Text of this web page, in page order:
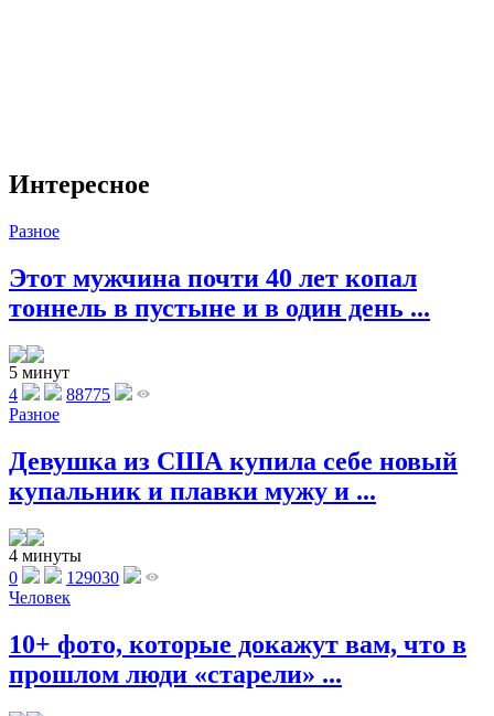
Интересное
Разное
Этот мужчина почти 40 лет копал
тоннель в пустыне и в один день ...
5 минут
4
88775
Разное
Девушка из США купила себе новый
купальник и плавки мужу и ...
4 минуты
0
129030
Человек
10+ фото, которые докажут вам, что в
прошлом люди «старели» ...